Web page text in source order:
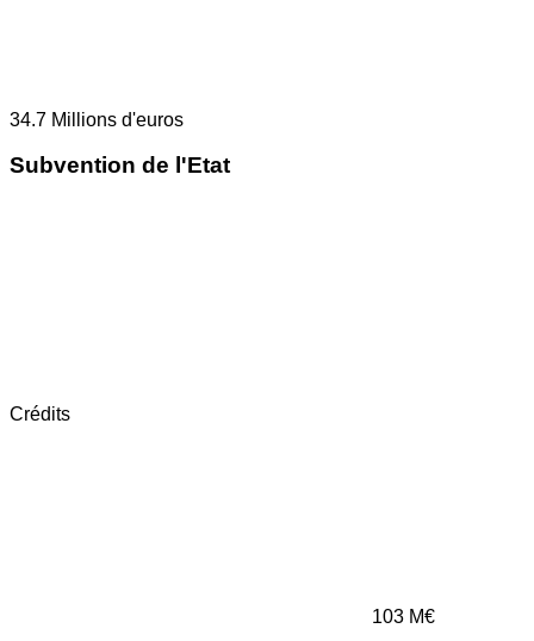
34.7 Millions d'euros
Subvention de l'Etat
Crédits
103 M€